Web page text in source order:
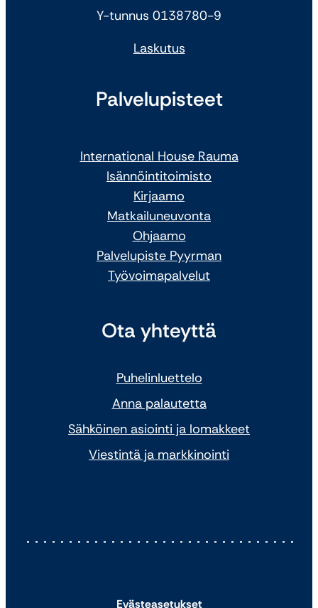
Y-tunnus 0138780-9
Laskutus
Palvelupisteet
International House Rauma
Isännöintitoimisto
Kirjaamo
Matkailuneuvonta
Ohjaamo
Palvelupiste Pyyrman
Työvoimapalvelut
Ota yhteyttä
Puhelinluettelo
Anna palautetta
Sähköinen asiointi ja lomakkeet
Viestintä ja markkinointi
Evästeasetukset